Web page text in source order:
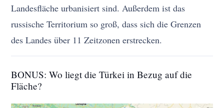
Landesfläche urbanisiert sind. Außerdem ist das
russische Territorium so groß, dass sich die Grenzen
des Landes über 11 Zeitzonen erstrecken.
BONUS: Wo liegt die Türkei in Bezug auf die
Fläche?